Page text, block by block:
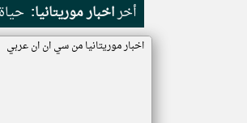
أخراخبار موريتانيا:
اخبار موريتانيا من سي ان ان عربي